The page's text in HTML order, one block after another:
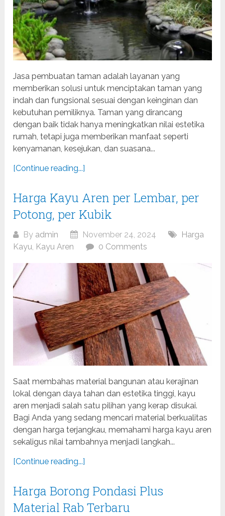
Jasa pembuatan taman adalah layanan yang
memberikan solusi untuk menciptakan taman yang
indah dan fungsional sesuai dengan keinginan dan
kebutuhan pemiliknya. Taman yang dirancang
dengan baik tidak hanya meningkatkan nilai estetika
rumah, tetapi juga memberikan manfaat seperti
kenyamanan, kesejukan, dan suasana...
[Continue reading...]
Harga Kayu Aren per Lembar, per
Potong, per Kubik
By admin November 24, 2024
Harga
Kayu, Kayu Aren 0 Comments
Saat membahas material bangunan atau kerajinan
lokal dengan daya tahan dan estetika tinggi, kayu
aren menjadi salah satu pilihan yang kerap disukai.
Bagi Anda yang sedang mencari material berkualitas
dengan harga terjangkau, memahami harga kayu aren
sekaligus nilai tambahnya menjadi langkah...
[Continue reading...]
Harga Borong Pondasi Plus
Material Rab Terbaru